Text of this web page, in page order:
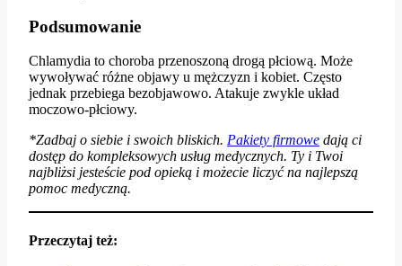
Podsumowanie
Chlamydia to choroba przenoszoną drogą płciową. Może
wywoływać różne objawy u mężczyzn i kobiet. Często
jednak przebiega bezobjawowo. Atakuje zwykle układ
moczowo-płciowy.
*Zadbaj o siebie i swoich bliskich. Pakiety firmowe dają ci
dostęp do kompleksowych usług medycznych. Ty i Twoi
najbliżsi jesteście pod opieką i możecie liczyć na najlepszą
pomoc medyczną.
Przeczytaj też: